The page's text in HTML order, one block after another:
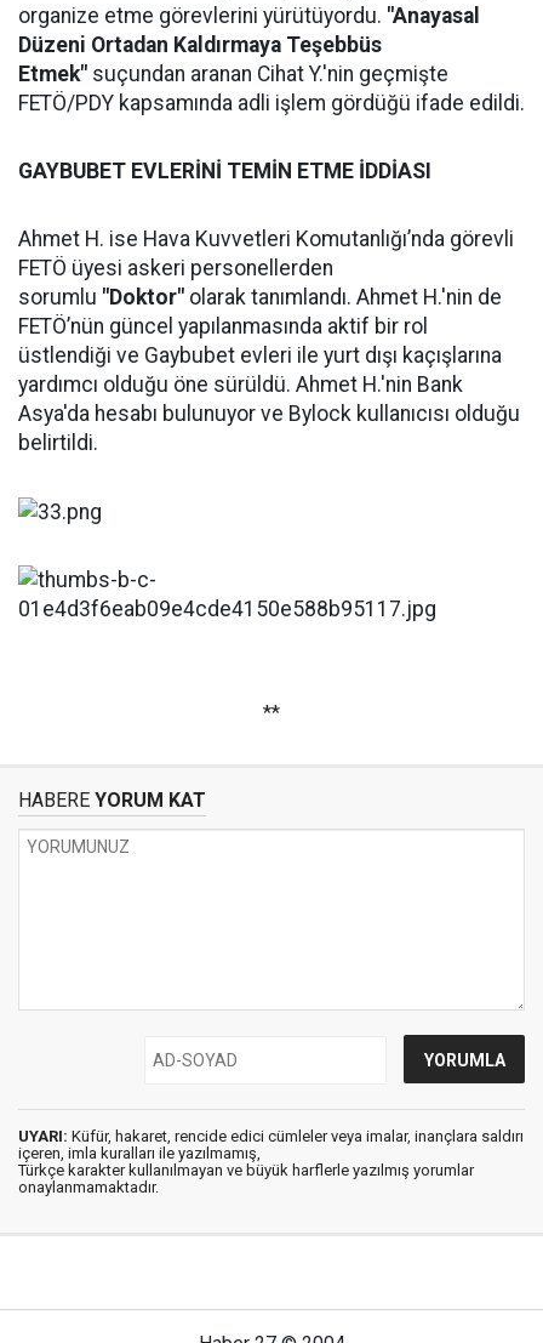
organize etme görevlerini yürütüyordu. "Anayasal
Düzeni Ortadan Kaldırmaya Teşebbüs
Etmek" suçundan aranan Cihat Y.'nin geçmişte
FETÖ/PDY kapsamında adli işlem gördüğü ifade edildi.
GAYBUBET EVLERİNİ TEMİN ETME İDDİASI
Ahmet H. ise Hava Kuvvetleri Komutanlığı’nda görevli
FETÖ üyesi askeri personellerden
sorumlu "Doktor" olarak tanımlandı. Ahmet H.'nin de
FETÖ’nün güncel yapılanmasında aktif bir rol
üstlendiği ve Gaybubet evleri ile yurt dışı kaçışlarına
yardımcı olduğu öne sürüldü. Ahmet H.'nin Bank
Asya'da hesabı bulunuyor ve Bylock kullanıcısı olduğu
belirtildi.
**
HABERE YORUM KAT
UYARI: Küfür, hakaret, rencide edici cümleler veya imalar, inançlara saldırı
içeren, imla kuralları ile yazılmamış,
Türkçe karakter kullanılmayan ve büyük harflerle yazılmış yorumlar
onaylanmamaktadır.